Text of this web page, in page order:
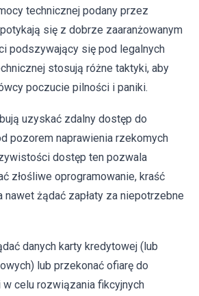
technicznej podany przez
się z dobrze zaaranżowanym
podszywający się pod legalnych
stosują różne taktyki, aby
poczucie pilności i paniki.
uzyskać zdalny dostęp do
pozorem naprawienia rzekomych
dostęp ten pozwala
złośliwe oprogramowanie, kraść
nawet żądać zapłaty za niepotrzebne
danych karty kredytowej (lub
lub przekonać ofiarę do
w celu rozwiązania fikcyjnych